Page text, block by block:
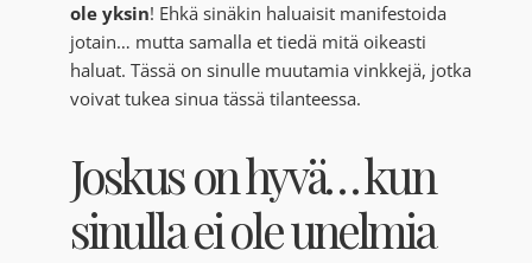
ole yksin! Ehkä sinäkin haluaisit manifestoida
jotain… mutta samalla et tiedä mitä oikeasti
haluat. Tässä on sinulle muutamia vinkkejä, jotka
voivat tukea sinua tässä tilanteessa.
Joskus on hyvä… kun
sinulla ei ole unelmia